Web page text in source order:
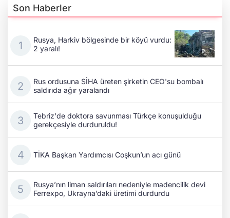
Son Haberler
Rusya, Harkiv bölgesinde bir köyü vurdu:
2 yaralı!
Rus ordusuna SİHA üreten şirketin CEO'su bombalı
saldırıda ağır yaralandı
Tebriz'de doktora savunması Türkçe konuşulduğu
gerekçesiyle durduruldu!
TİKA Başkan Yardımcısı Coşkun’un acı günü
Rusya’nın liman saldırıları nedeniyle madencilik devi
Ferrexpo, Ukrayna’daki üretimi durdurdu